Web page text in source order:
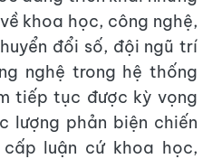
khoa học, công nghệ,
đổi số, đội ngũ trí
nghệ trong hệ thống
tiếp tục được kỳ vọng
lượng phản biện chiến
luận cứ khoa học,